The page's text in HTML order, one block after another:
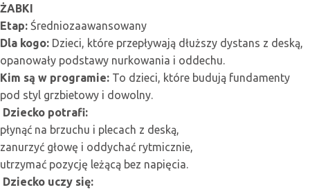
ŻABKI
Etap: Średniozaawansowany
Dla kogo: Dzieci, które przepływają dłuższy dystans z deską,
opanowały podstawy nurkowania i oddechu.
Kim są w programie: To dzieci, które budują fundamenty
pod styl grzbietowy i dowolny.
Dziecko potrafi:
płynąć na brzuchu i plecach z deską,
zanurzyć głowę i oddychać rytmicznie,
utrzymać pozycję leżącą bez napięcia.
Dziecko uczy się: